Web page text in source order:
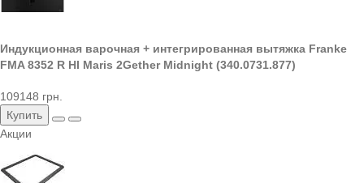
Индукционная варочная + интегрированная вытяжка Franke
FMA 8352 R HI Maris 2Gether Midnight (340.0731.877)
109148 грн.
Купить
Акции